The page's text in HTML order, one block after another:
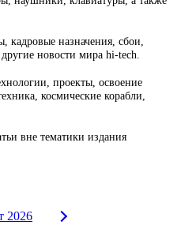
назначения, сбои,
новости мира hi-tech.
проекты, освоение
космические корабли,
вне тематики издания
2026